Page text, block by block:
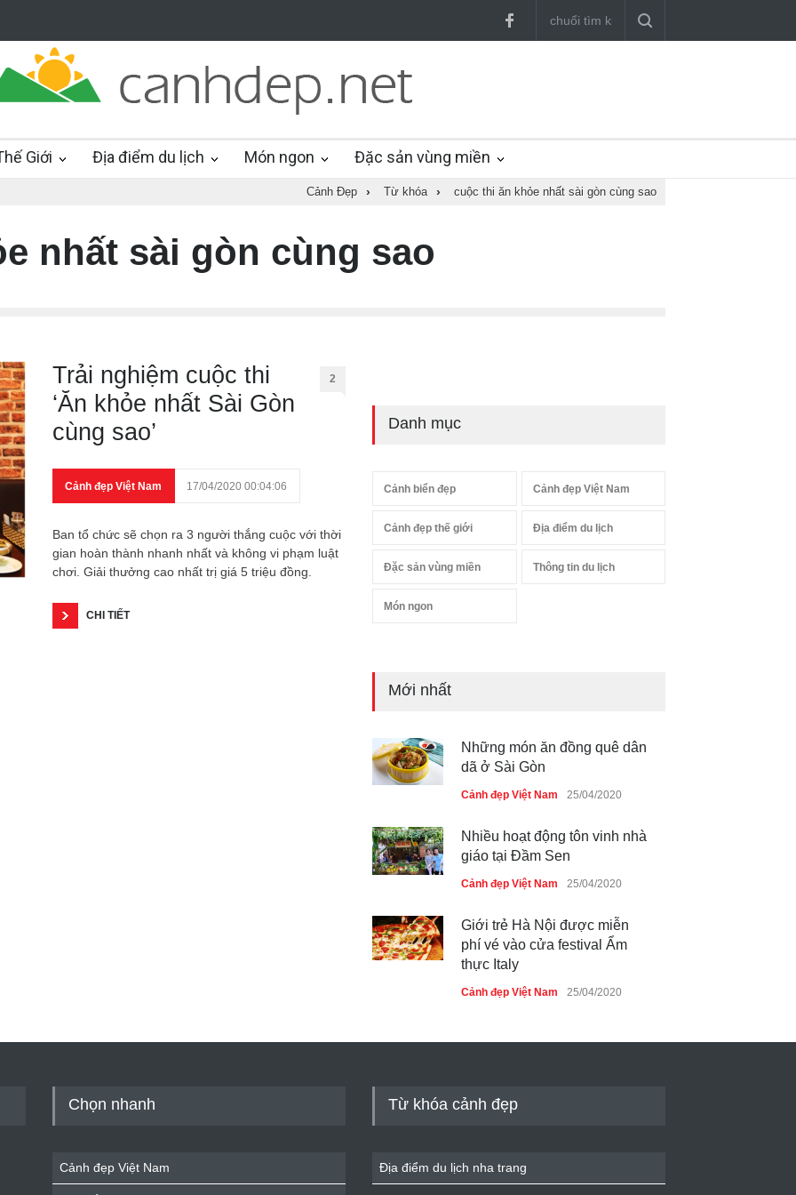
Giới Địa điểm du lịch Món ngon Đặc sản vùng miền
Cảnh Đẹp › Từ khóa › cuộc thi ăn khỏe nhất sài gòn cùng sao
nhất sài gòn cùng sao
Trải nghiệm cuộc thi
‘Ăn khỏe nhất Sài Gòn
cùng sao’
2
Cảnh đẹp Việt Nam 17/04/2020 00:04:06
Ban tổ chức sẽ chọn ra 3 người thắng cuộc với thời
gian hoàn thành nhanh nhất và không vi phạm luật
chơi. Giải thưởng cao nhất trị giá 5 triệu đồng.
CHI TIẾT
Danh mục
Cảnh biển đẹp Cảnh đẹp Việt Nam
Cảnh đẹp thế giới Địa điểm du lịch
Đặc sản vùng miền Thông tin du lịch
Món ngon
Mới nhất
Những món ăn đồng quê dân
dã ở Sài Gòn
Cảnh đẹp Việt Nam 25/04/2020
Nhiều hoạt động tôn vinh nhà
giáo tại Đầm Sen
Cảnh đẹp Việt Nam 25/04/2020
Giới trẻ Hà Nội được miễn
phí vé vào cửa festival Ẩm
thực Italy
Cảnh đẹp Việt Nam 25/04/2020
Cảnh đẹp Việt Nam
Chọn nhanh
Cảnh đẹp Việt Nam
Từ khóa cảnh đẹp
Địa điểm du lịch nha trang